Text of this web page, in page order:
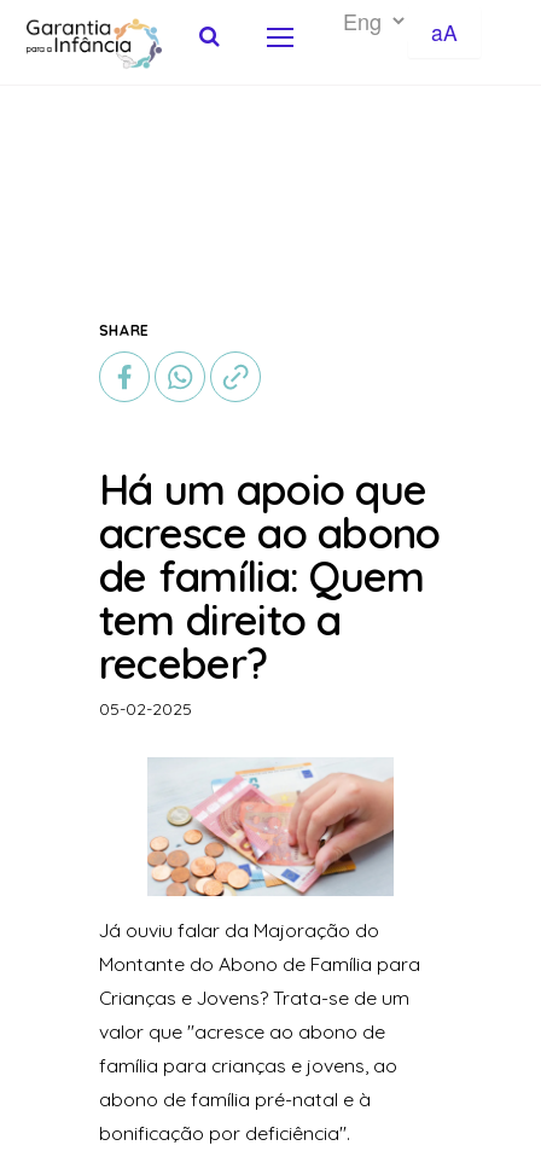
aA
SHARE
Há um apoio que
acresce ao abono
de família: Quem
tem direito a
receber?
05-02-2025
Já ouviu falar da Majoração do
Montante do Abono de Família para
Crianças e Jovens? Trata-se de um
valor que "acresce ao abono de
família para crianças e jovens, ao
abono de família pré-natal e à
bonificação por deficiência".